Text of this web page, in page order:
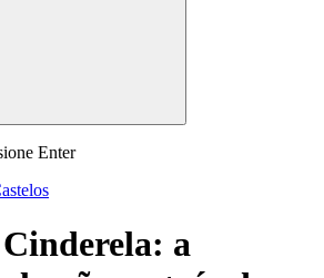
Enter
a